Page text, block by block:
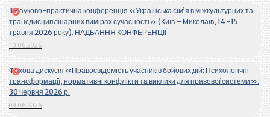
ІІ Науково-практична конференція «Українська сім’я в міжкультурних та
трансдисциплінарних вимірах сучасності» (Київ – Миколаїв, 14 -15
травня 2026 року). НАДБАННЯ КОНФЕРЕНЦІЇ
10.06.2026
Фахова дискусія «Правосвідомість учасників бойових дій: Психологічні
трансформації, нормативні конфлікти та виклики для правової системи».
30 червня 2026 р.
09.06.2026